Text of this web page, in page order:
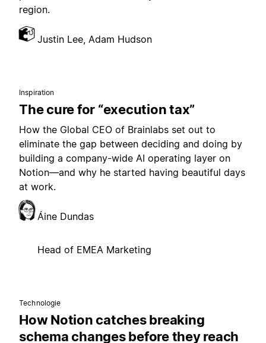
region.
Justin Lee, Adam Hudson
Inspiration
The cure for “execution tax”
How the Global CEO of Brainlabs set out to
eliminate the gap between deciding and doing by
building a company-wide AI operating layer on
Notion—and why he started having beautiful days
at work.
Áine Dundas
Head of EMEA Marketing
Technologie
How Notion catches breaking
schema changes before they reach